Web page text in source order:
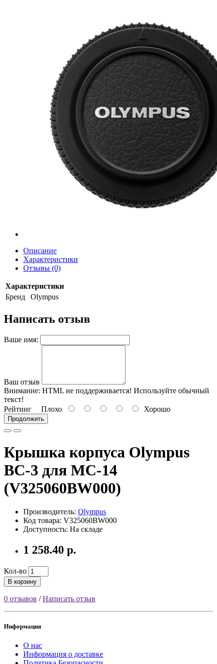
Описание
Характеристики
Отзывы (0)
Характеристики
Бренд
Olympus
Написать отзыв
Ваше имя:
Ваш отзыв
Внимание: HTML не поддерживается! Используйте обычный
текст!
Рейтинг Плохо Хорошо
Продолжить
Крышка корпуса Olympus
BC-3 для MC-14
(V325060BW000)
Производитель: Olympus
Код товара: V325060BW000
Доступность: На складе
1 258.40 р.
Кол-во
В корзину
0 отзывов /Написать отзыв
Информация
О нас
Информация о доставке